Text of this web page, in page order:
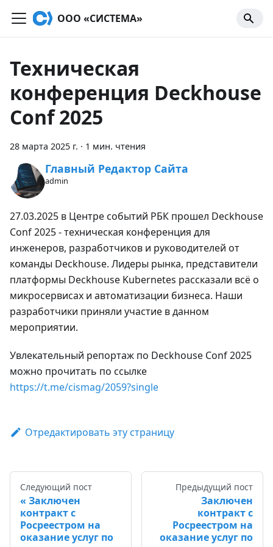
OOO «СИСТЕМА»
Техническая
конференция Deckhouse
Conf 2025
28 марта 2025 г. · 1 мин. чтения
Главный Редактор Сайта
admin
27.03.2025 в Центре событий РБК прошел Deckhouse
Conf 2025 - техническая конференция для
инженеров, разработчиков и руководителей от
команды Deckhouse. Лидеры рынка, представители
платформы Deckhouse Kubernetes рассказали всё о
микросервисах и автоматизации бизнеса. Наши
разработчики приняли участие в данном
мероприятии.
Увлекательный репортаж по Deckhouse Conf 2025
можно прочитать по ссылке
https://t.me/cismag/2059?single
Отредактировать эту страницу
Следующий пост
Заключен
контракт с
Росреестром на
оказание услуг по
Предыдущий пост
Заключен
контракт с
Росреестром на
оказание услуг по